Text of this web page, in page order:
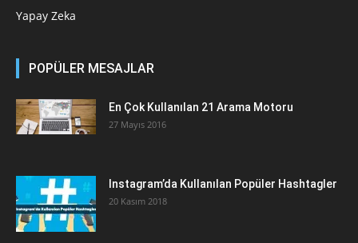
Yapay Zeka
POPÜLER MESAJLAR
En Çok Kullanılan 21 Arama Motoru
27 Mayıs 2016
Instagram’da Kullanılan Popüler Hashtagler
20 Kasım 2018